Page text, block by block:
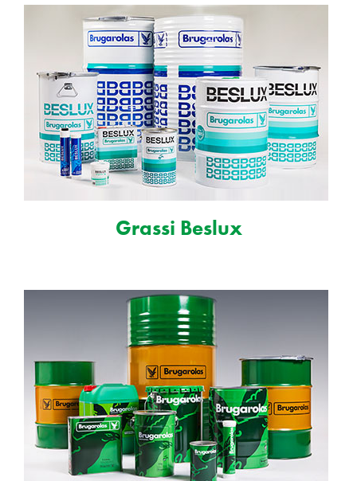
Grassi Beslux